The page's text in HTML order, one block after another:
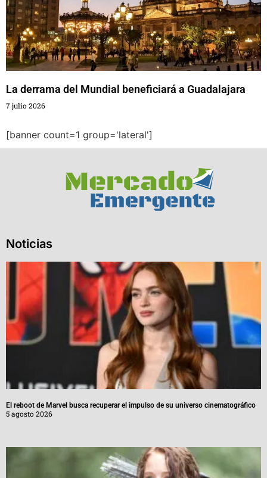
La derrama del Mundial beneficiará a Guadalajara
7 julio 2026
[banner count=1 group='lateral']
Noticias
El reboot de Marvel busca recuperar el impulso de su universo cinematográfico
5 agosto 2026